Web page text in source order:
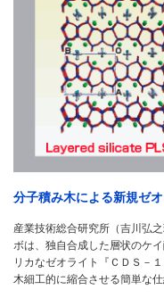
分子積み木による新規ゼ
産業技術総合研究所（吉川弘
ボは、独自合成した層状のケ
リカなゼオライト『ＣＤＳ－
木細工的に縮合させる簡単な